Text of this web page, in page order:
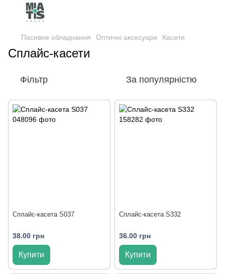
Пасивне обладнання Оптичні аксесуари Касети
Сплайс-касети
Фільтр За популярністю
Сплайс-касета S037
38.00 грн
Купити
Сплайс-касета S332
36.00 грн
Купити